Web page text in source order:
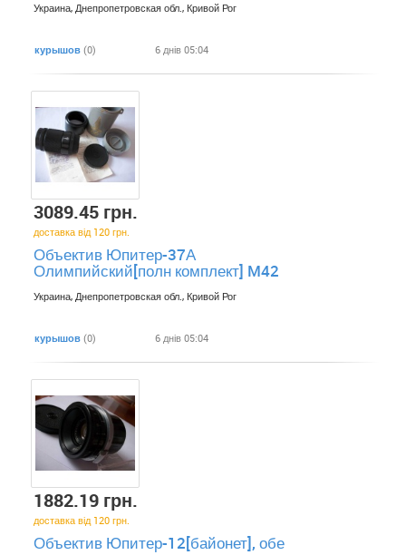
Украина, Днепропетровская обл., Кривой Рог
курышов (0) 6 днів 05:04
3089.45 грн.
доставка від 120 грн.
Объектив Юпитер-37А
Олимпийский[полн комплект] M42
Украина, Днепропетровская обл., Кривой Рог
курышов (0) 6 днів 05:04
1882.19 грн.
доставка від 120 грн.
Объектив Юпитер-12[байонет], обе